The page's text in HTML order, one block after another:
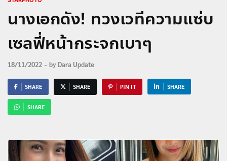
นางเอกดัง! ทวงเวทีความแซ่บ
เซลฟี่หน้ากระจกเบาๆ
18/11/2022 - by Dara Update
SHARE SHARE PIN IT SHARE
SHARE